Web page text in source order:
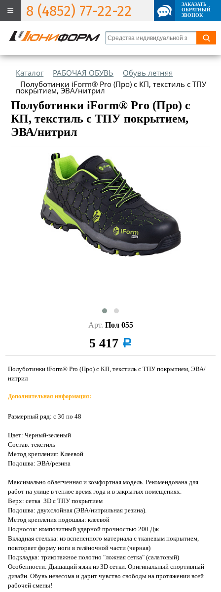
8 (4852) 77-22-22
ЗАКАЗАТЬ
ОБРАТНЫЙ
ЗВОНОК
Каталог РАБОЧАЯ ОБУВЬ
Обувь летняя
Полуботинки iForm® Pro (Про) с КП, текстиль с ТПУ
покрытием, ЭВА/нитрил
Полуботинки iForm® Pro (Про) с
КП, текстиль с ТПУ покрытием,
ЭВА/нитрил
Арт. Пол 055
5 417 a
Полуботинки iForm® Pro (Про) с КП, текстиль с ТПУ покрытием, ЭВА/
нитрил
Дополнительная информация:
Размерный ряд: с 36 по 48
Цвет: Черный-зеленый
Состав: текстиль
Метод крепления: Клеевой
Подошва: ЭВА/резина
Максимально облегченная и комфортная модель. Рекомендована для
работ на улице в теплое время года и в закрытых помещениях.
Верх: сетка 3D с ТПУ покрытием
Подошва: двухслойная (ЭВА/нитрильная резина).
Метод крепления подошвы: клеевой
Подносок: композитный ударной прочностью 200 Дж
Вкладная стелька: из вспененного материала с тканевым покрытием,
повторяет форму ноги в гелёночной части (черная)
Подкладка: трикотажное полотно "ложная сетка" (салатовый)
Особенности: Дышащий язык из 3D сетки. Оригинальный спортивный
дизайн. Обувь невесома и дарит чувство свободы на протяжении всей
рабочей смены!